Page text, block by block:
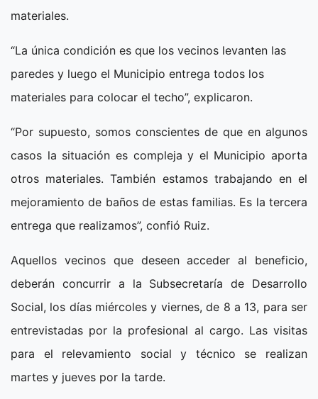
materiales.
“La única condición es que los vecinos levanten las
paredes y luego el Municipio entrega todos los
materiales para colocar el techo”, explicaron.
“Por supuesto, somos conscientes de que en algunos
casos la situación es compleja y el Municipio aporta
otros materiales. También estamos trabajando en el
mejoramiento de baños de estas familias. Es la tercera
entrega que realizamos”, confió Ruiz.
Aquellos vecinos que deseen acceder al beneficio,
deberán concurrir a la Subsecretaría de Desarrollo
Social, los días miércoles y viernes, de 8 a 13, para ser
entrevistadas por la profesional al cargo. Las visitas
para el relevamiento social y técnico se realizan
martes y jueves por la tarde.